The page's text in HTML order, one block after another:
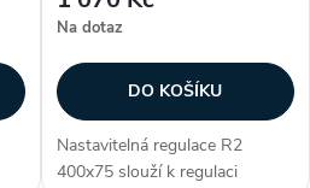
Na dotaz
DO KOŠÍKU
Nastavitelná regulace R2
400x75 slouží k regulaci